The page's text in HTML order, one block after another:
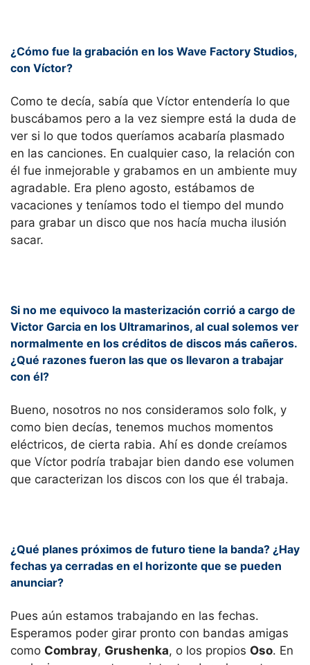
¿Cómo fue la grabación en los Wave Factory Studios,
con Víctor?
Como te decía, sabía que Víctor entendería lo que
buscábamos pero a la vez siempre está la duda de
ver si lo que todos queríamos acabaría plasmado
en las canciones. En cualquier caso, la relación con
él fue inmejorable y grabamos en un ambiente muy
agradable. Era pleno agosto, estábamos de
vacaciones y teníamos todo el tiempo del mundo
para grabar un disco que nos hacía mucha ilusión
sacar.
Si no me equivoco la masterización corrió a cargo de
Victor Garcia en los Ultramarinos, al cual solemos ver
normalmente en los créditos de discos más cañeros.
¿Qué razones fueron las que os llevaron a trabajar
con él?
Bueno, nosotros no nos consideramos solo folk, y
como bien decías, tenemos muchos momentos
eléctricos, de cierta rabia. Ahí es donde creíamos
que Víctor podría trabajar bien dando ese volumen
que caracterizan los discos con los que él trabaja.
¿Qué planes próximos de futuro tiene la banda? ¿Hay
fechas ya cerradas en el horizonte que se pueden
anunciar?
Pues aún estamos trabajando en las fechas.
Esperamos poder girar pronto con bandas amigas
como Combray, Grushenka, o los propios Oso. En